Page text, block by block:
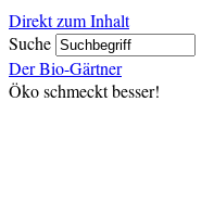
Direkt zum Inhalt
Suche
Der Bio-Gärtner
Öko schmeckt besser!